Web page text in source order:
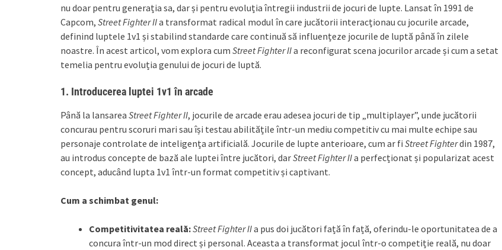
nu doar pentru generația sa, dar și pentru evoluția întregii industrii de jocuri de lupte. Lansat în 1991 de
Capcom, Street Fighter IIa transformat radical modul în care jucătorii interacționau cu jocurile arcade,
definind luptele 1v1 și stabilind standarde care continuă să influențeze jocurile de luptă până în zilele
noastre. În acest articol, vom explora cum Street Fighter IIa reconfigurat scena jocurilor arcade și cum a setat
temelia pentru evoluția genului de jocuri de luptă.
1. Introducerea luptei 1v1 în arcade
Până la lansarea Street Fighter II, jocurile de arcade erau adesea jocuri de tip „multiplayer”, unde jucătorii
concurau pentru scoruri mari sau își testau abilitățile într-un mediu competitiv cu mai multe echipe sau
personaje controlate de inteligența artificială. Jocurile de lupte anterioare, cum ar fi Street Fighterdin 1987,
au introdus concepte de bază ale luptei între jucători, darStreet Fighter IIa perfecționat și popularizat acest
concept, aducând lupta 1v1 într-un format competitiv și captivant.
Cum a schimbat genul:
Competitivitatea reală:Street Fighter IIa pus doi jucători față în față, oferindu-le oportunitatea de a
concura într-un mod direct și personal. Aceasta a transformat jocul într-o competiție reală, nu doar